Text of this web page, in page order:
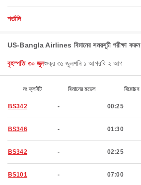
শর্তাদি
US-Bangla Airlines বিমানের সময়সূচী পরীক্ষা করুন
বৃহস্পতি ৩০ জুলশুক্র ৩১ জুলশনি ১ আগরবি ২ আগ
নং ফ্লাইট বিমানের মডেল বিমোচন
BS342 - 00:25
BS346 - 01:30
BS342 - 02:25
BS101 - 07:00